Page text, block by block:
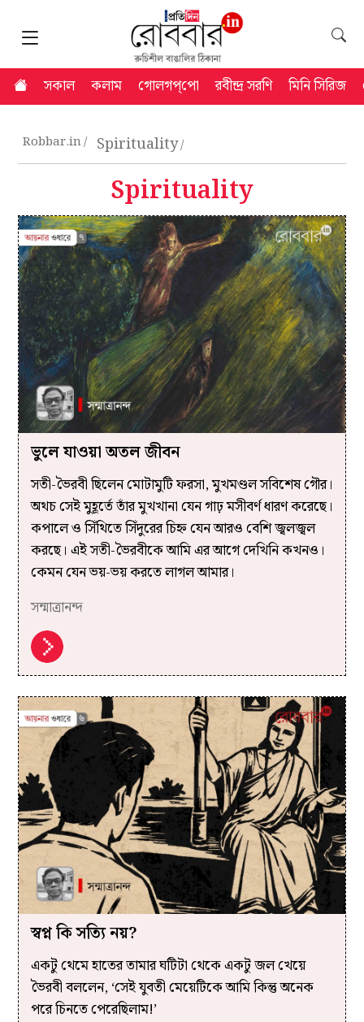
সকাল কলাম গোলগপ্‌পো রবীন্দ্র সরণি মিনি সিরিজ
Robbar.in Spirituality
Spirituality
ভুলে যাওয়া অতল জীবন
সতী-ভৈরবী ছিলেন মোটামুটি ফরসা, মুখমণ্ডল সবিশেষ গৌর।
অথচ সেই মুহূর্তে তাঁর মুখখানা যেন গাঢ় মসীবর্ণ ধারণ করেছে।
কপালে ও সিঁথিতে সিঁদুরের চিহ্ন যেন আরও বেশি জ্বলজ্বল
করছে। এই সতী-ভৈরবীকে আমি এর আগে দেখিনি কখনও।
কেমন যেন ভয়-ভয় করতে লাগল আমার।
সন্মাত্রানন্দ
স্বপ্ন কি সত্যি নয়?
একটু থেমে হাতের তামার ঘটিটা থেকে একটু জল খেয়ে
ভৈরবী বললেন, ‘সেই যুবতী মেয়েটিকে আমি কিন্তু অনেক
পরে চিনতে পেরেছিলাম!’